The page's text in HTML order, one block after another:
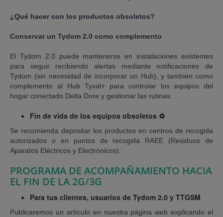
¿Qué hacer con los productos obsoletos?
Conservar un Tydom 2.0 como complemento
El Tydom 2.0 puede mantenerse en instalaciones existentes
para seguir recibiendo alertas mediante notificaciones de
Tydom (sin necesidad de incorporar un Hub), y también como
complemento al Hub Tyxal+ para controlar los equipos del
hogar conectado Delta Dore y gestionar las rutinas.
Fin de vida de los equipos obsoletos ♻️
Se recomienda depositar los productos en centros de recogida
autorizados o en puntos de recogida RAEE (Residuos de
Aparatos Eléctricos y Electrónicos).
PROGRAMA DE ACOMPAÑAMIENTO HACIA
EL FIN DE LA 2G/3G
Para tus clientes, usuarios de Tydom 2.0 y TTGSM
Publicaremos un artículo en nuestra página web explicando el